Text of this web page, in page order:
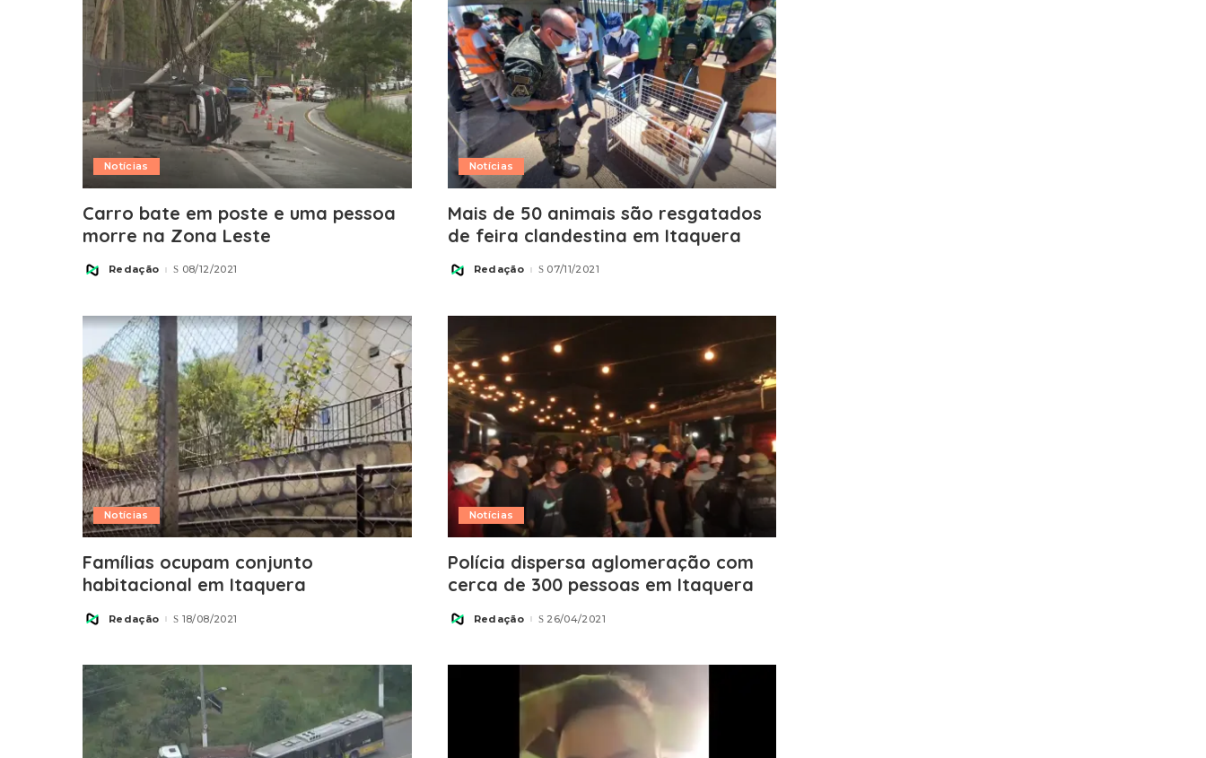
Notícias
Carro bate em poste e uma pessoa
morre na Zona Leste
PostedRedação 08/12/2021
Notícias
Mais de 50 animais são resgatados
de feira clandestina em Itaquera
PostedRedação 07/11/2021
Notícias
Famílias ocupam conjunto
habitacional em Itaquera
PostedRedação 18/08/2021
Notícias
Polícia dispersa aglomeração com
cerca de 300 pessoas em Itaquera
PostedRedação 26/04/2021